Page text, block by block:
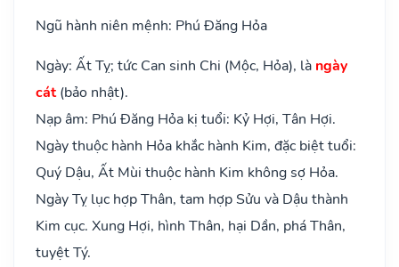
Ngũ hành niên mệnh: Phú Đăng Hỏa
Ngày: Ất Tỵ; tức Can sinh Chi (Mộc, Hỏa), là ngày
cát(bảo nhật).
Nạp âm: Phú Đăng Hỏa kị tuổi: Kỷ Hợi, Tân Hợi.
Ngày thuộc hành Hỏa khắc hành Kim, đặc biệt tuổi:
Quý Dậu, Ất Mùi thuộc hành Kim không sợ Hỏa.
Ngày Tỵ lục hợp Thân, tam hợp Sửu và Dậu thành
Kim cục. Xung Hợi, hình Thân, hại Dần, phá Thân,
tuyệt Tý.